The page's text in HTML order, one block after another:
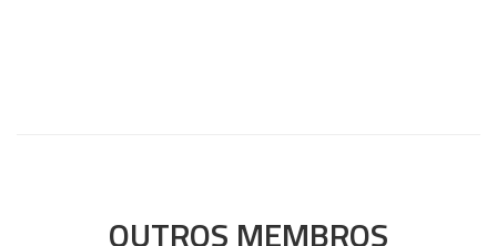
OUTROS MEMBROS